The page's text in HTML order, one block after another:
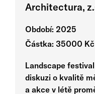
Architectura,
Období: 2025
Částka: 35000 Kč
Landscape
diskuzi o kvalitě
a akce v létě